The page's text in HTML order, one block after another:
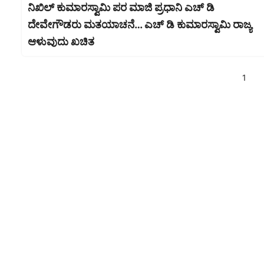
ನಿಖಿಲ್ ಕುಮಾರಸ್ವಾಮಿ ಪರ ಮಾಜಿ ಪ್ರಧಾನಿ ಎಚ್ ಡಿ
ದೇವೇಗೌಡರು ಮತಯಾಚನೆ… ಎಚ್ ಡಿ ಕುಮಾರಸ್ವಾಮಿ ರಾಜ್ಯ
ಆಳುವುದು ಖಚಿತ
1